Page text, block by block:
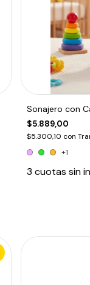
Sonajero con
$5.889,00
$5.300,10 con
+1
3 cuotas sin